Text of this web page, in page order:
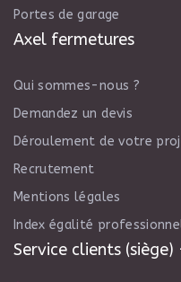
Portes de garage
Axel fermetures
Qui sommes-nous ?
Demandez un devis
Déroulement de votre
Recrutement
Mentions légales
Index égalité
Service clients